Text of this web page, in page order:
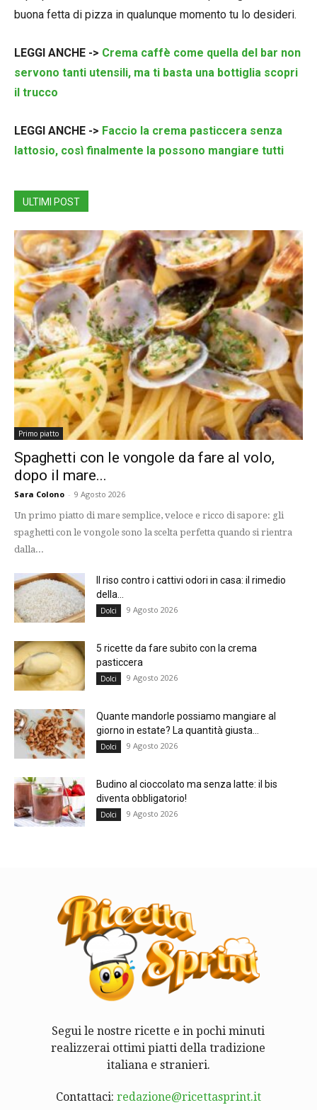
buona fetta di pizza in qualunque momento tu lo desideri.
LEGGI ANCHE -> Crema caffè come quella del bar non
servono tanti utensili, ma ti basta una bottiglia scopri
il trucco
LEGGI ANCHE -> Faccio la crema pasticcera senza
lattosio, così finalmente la possono mangiare tutti
ULTIMI POST
Primo piatto
Spaghetti con le vongole da fare al volo,
dopo il mare...
Sara Colono - 9 Agosto 2026
Un primo piatto di mare semplice, veloce e ricco di sapore: gli
spaghetti con le vongole sono la scelta perfetta quando si rientra
dalla...
Il riso contro i cattivi odori in casa: il rimedio
della...
Dolci 9 Agosto 2026
5 ricette da fare subito con la crema
pasticcera
Dolci 9 Agosto 2026
Quante mandorle possiamo mangiare al
giorno in estate? La quantità giusta...
Dolci 9 Agosto 2026
Budino al cioccolato ma senza latte: il bis
diventa obbligatorio!
Dolci 9 Agosto 2026
Segui le nostre ricette e in pochi minuti
realizzerai ottimi piatti della tradizione
italiana e stranieri.
Contattaci: redazione@ricettasprint.it